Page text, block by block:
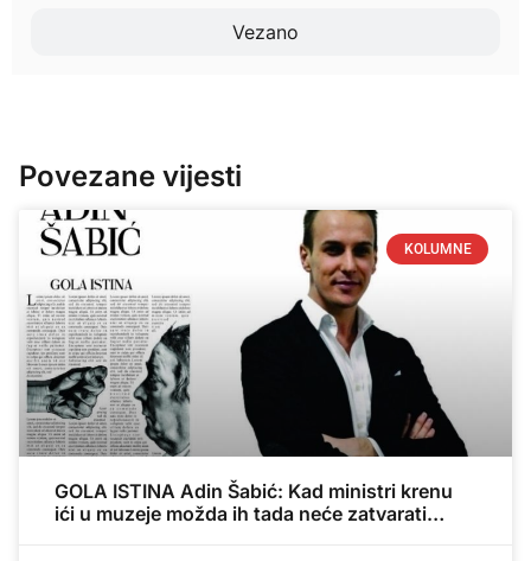
Vezano
Povezane vijesti
KOLUMNE
GOLA ISTINA Adin Šabić: Kad ministri krenu
ići u muzeje možda ih tada neće zatvarati…